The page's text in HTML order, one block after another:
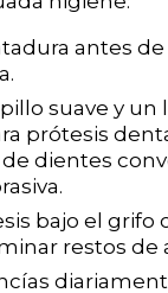
antes
suave y un
prótesis
dientes
bajo el grifo
restos de